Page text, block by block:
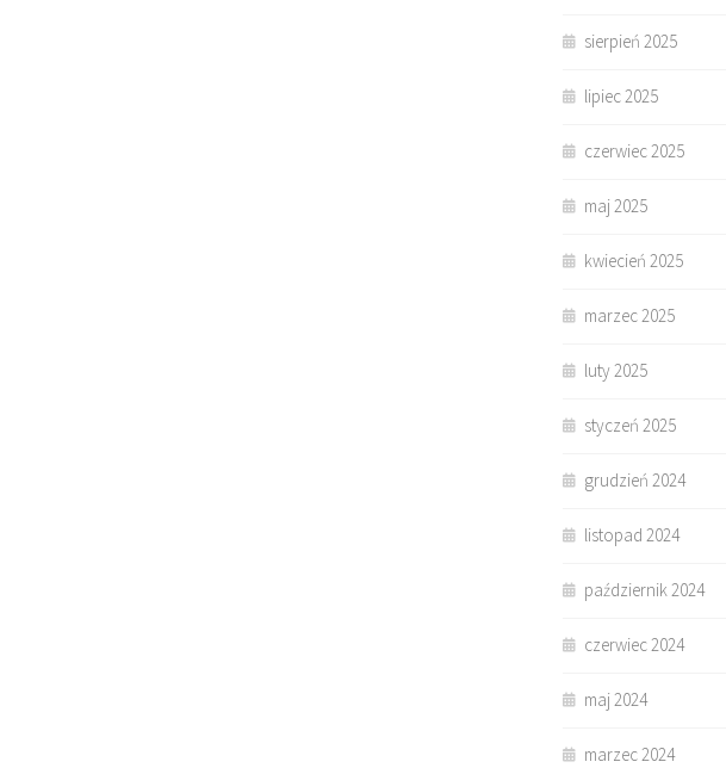
sierpień 2025
lipiec 2025
czerwiec 2025
maj 2025
kwiecień 2025
marzec 2025
luty 2025
styczeń 2025
grudzień 2024
listopad 2024
październik 2024
czerwiec 2024
maj 2024
marzec 2024